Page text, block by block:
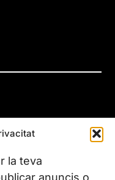
la teva
anuncis o